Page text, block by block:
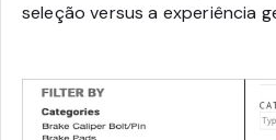
seleção versus a experiência